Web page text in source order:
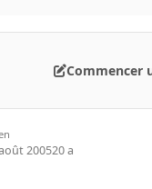
Commencer
200520 a